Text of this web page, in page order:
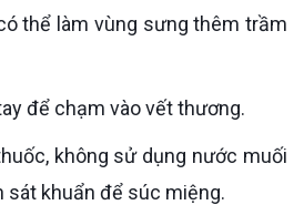
thể làm vùng sưng thêm trầm
để chạm vào vết thương.
sát khuẩn để súc miệng.